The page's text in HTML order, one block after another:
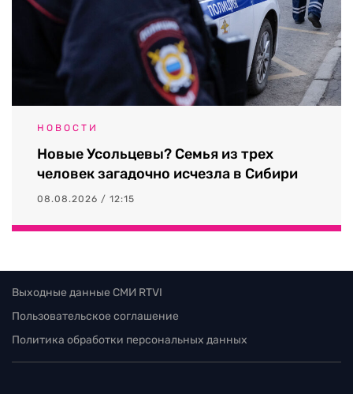
НОВОСТИ
Новые Усольцевы? Семья из трех
человек загадочно исчезла в Сибири
08.08.2026 / 12:15
Выходные данные СМИ RTVI
Пользовательское соглашение
Политика обработки персональных данных